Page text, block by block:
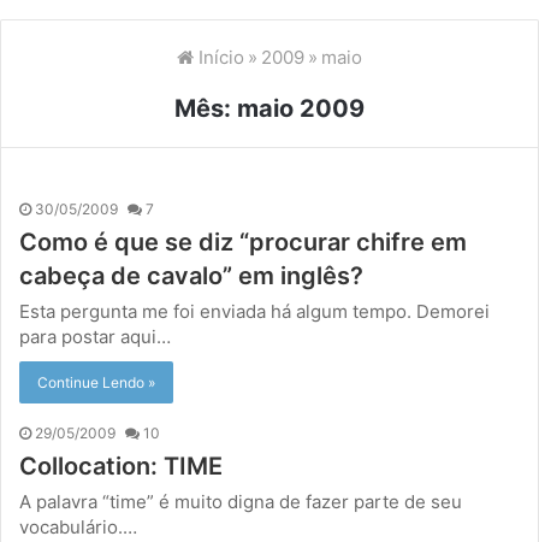
Início » 2009 » maio
Mês: maio 2009
30/05/2009 7
Como é que se diz “procurar chifre em
cabeça de cavalo” em inglês?
Esta pergunta me foi enviada há algum tempo. Demorei
para postar aqui…
Continue Lendo »
29/05/2009 10
Collocation: TIME
A palavra “time” é muito digna de fazer parte de seu
vocabulário.…